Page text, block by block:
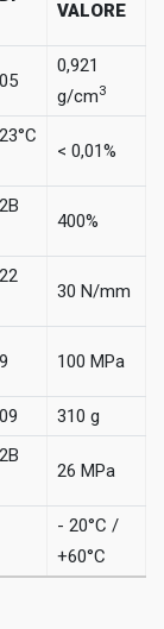
VALORE
0,921
g/cm3
< 0,01%
400%
30 N/mm
100 MPa
310 g
26 MPa
- 20°C /
+60°C